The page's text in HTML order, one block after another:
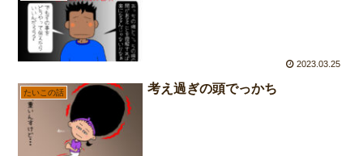
2023.03.25
たいこの話 考え過ぎの頭でっかち